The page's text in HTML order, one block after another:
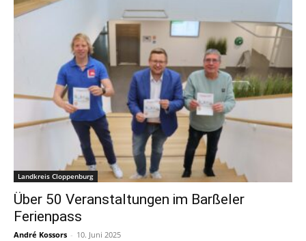
Landkreis Cloppenburg
Über 50 Veranstaltungen im Barßeler
Ferienpass
André Kossors - 10. Juni 2025